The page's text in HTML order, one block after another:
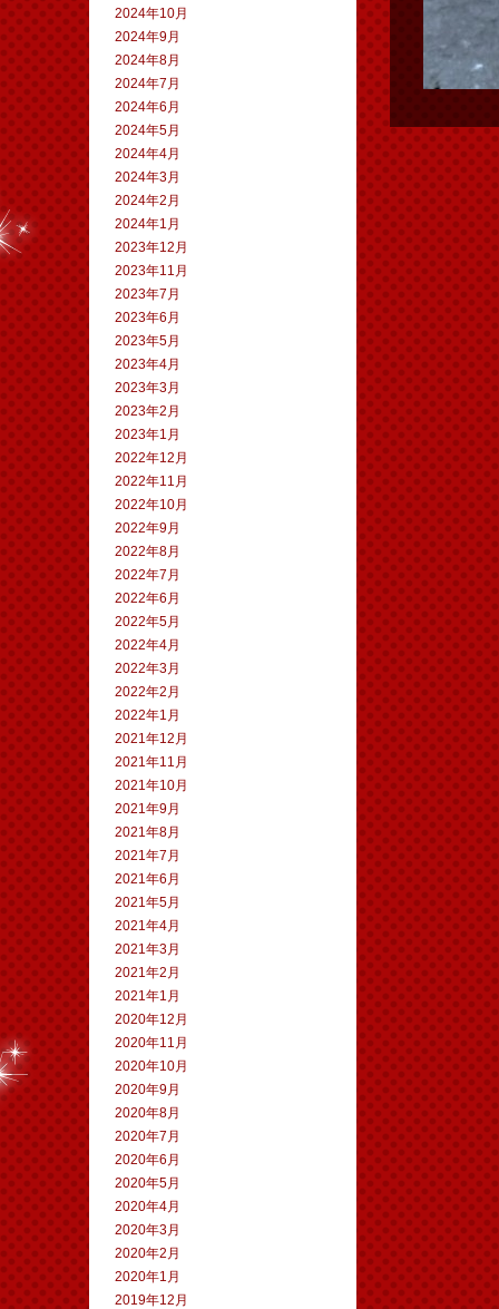
2024年10月
2024年9月
2024年8月
2024年7月
2024年6月
2024年5月
2024年4月
2024年3月
2024年2月
2024年1月
2023年12月
2023年11月
2023年7月
2023年6月
2023年5月
2023年4月
2023年3月
2023年2月
2023年1月
2022年12月
2022年11月
2022年10月
2022年9月
2022年8月
2022年7月
2022年6月
2022年5月
2022年4月
2022年3月
2022年2月
2022年1月
2021年12月
2021年11月
2021年10月
2021年9月
2021年8月
2021年7月
2021年6月
2021年5月
2021年4月
2021年3月
2021年2月
2021年1月
2020年12月
2020年11月
2020年10月
2020年9月
2020年8月
2020年7月
2020年6月
2020年5月
2020年4月
2020年3月
2020年2月
2020年1月
2019年12月